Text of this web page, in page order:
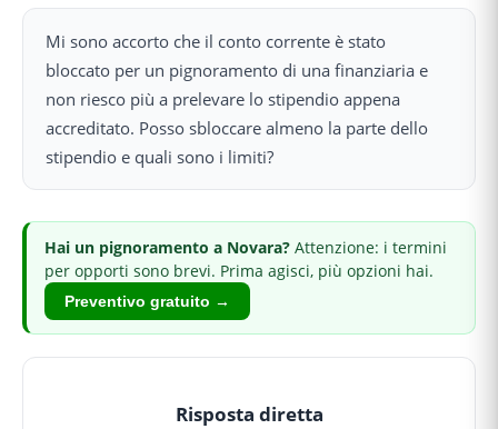
Mi sono accorto che il conto corrente è stato
bloccato per un pignoramento di una finanziaria e
non riesco più a prelevare lo stipendio appena
accreditato. Posso sbloccare almeno la parte dello
stipendio e quali sono i limiti?
Hai un pignoramento a Novara? Attenzione: i termini
per opporti sono brevi. Prima agisci, più opzioni hai.
Preventivo gratuito →
Risposta diretta